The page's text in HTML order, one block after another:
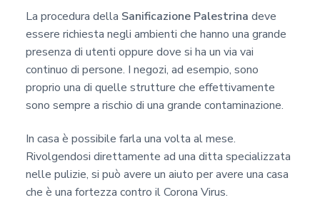
La procedura della Sanificazione Palestrina deve
essere richiesta negli ambienti che hanno una grande
presenza di utenti oppure dove si ha un via vai
continuo di persone. I negozi, ad esempio, sono
proprio una di quelle strutture che effettivamente
sono sempre a rischio di una grande contaminazione.
In casa è possibile farla una volta al mese.
Rivolgendosi direttamente ad una ditta specializzata
nelle pulizie, si può avere un aiuto per avere una casa
che è una fortezza contro il Corona Virus.